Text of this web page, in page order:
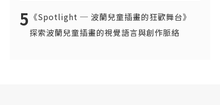
5 《Spotlight ─ 波蘭兒童插畫的狂歡舞台》
探索波蘭兒童插畫的視覺語言與創作脈絡